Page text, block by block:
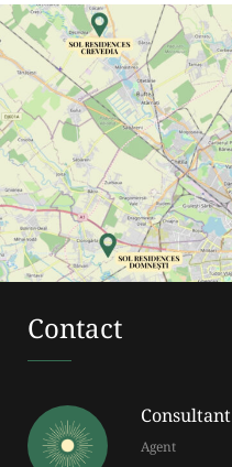
Contact
Consultant
Agent